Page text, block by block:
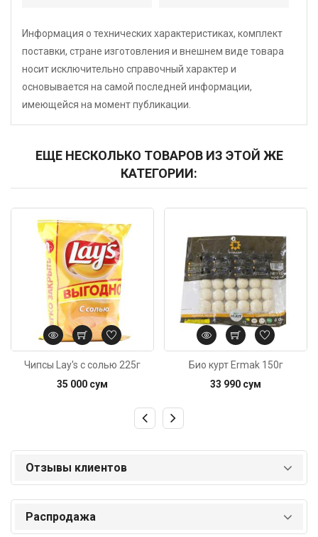
Информация о технических характеристиках, комплект
поставки, стране изготовления и внешнем виде товара
носит исключительно справочный характер и
основывается на самой последней информации,
имеющейся на момент публикации.
ЕЩЕ НЕСКОЛЬКО ТОВАРОВ ИЗ ЭТОЙ ЖЕ
КАТЕГОРИИ:
Чипсы Lay's с солью 225г
35 000 сум
Код: 2211
Био курт Ermak 150г
33 990 сум
Отзывы клиентов
Распродажа